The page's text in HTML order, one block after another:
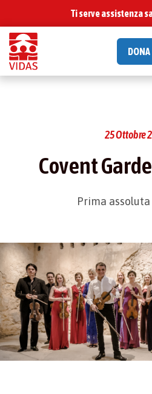
Ti serve assistenza
DONA
25 Ottobre
Covent
Prima